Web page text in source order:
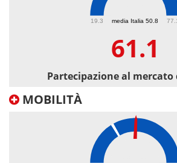
media Italia 50.8
19.3
61.1
Partecipazione al mercato
MOBILITÀ